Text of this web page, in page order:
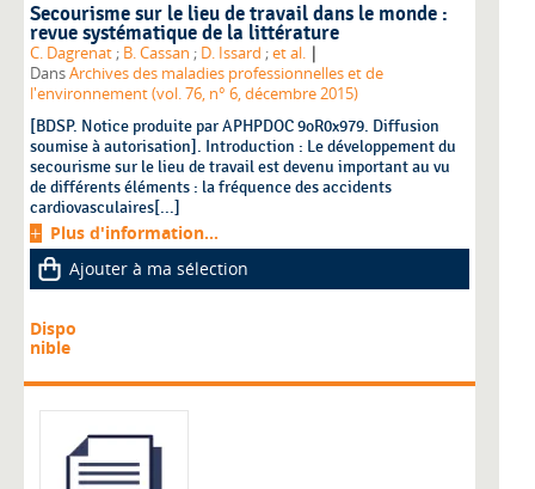
Secourisme sur le lieu de travail dans le monde :
revue systématique de la littérature
C. Dagrenat ; B. Cassan ; D. Issard ;et al. |
DansArchives des maladies professionnelles et de
l'environnement (vol. 76, n° 6, décembre 2015)
[BDSP. Notice produite par APHPDOC 9oR0x979. Diffusion
soumise à autorisation]. Introduction : Le développement du
secourisme sur le lieu de travail est devenu important au vu
de différents éléments : la fréquence des accidents
cardiovasculaires[...]
Plus d'information...
Ajouter à ma sélection
Dispo
nible